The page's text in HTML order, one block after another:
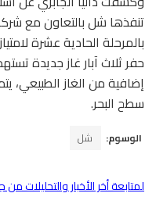
تنفذها شل بالتعاون مع
بالمرحلة الحادية عشرة
إضافية من الغاز الطبيعي،
سطح البحر.
الوسوم: شل
لمتابعة أخر الأخبار